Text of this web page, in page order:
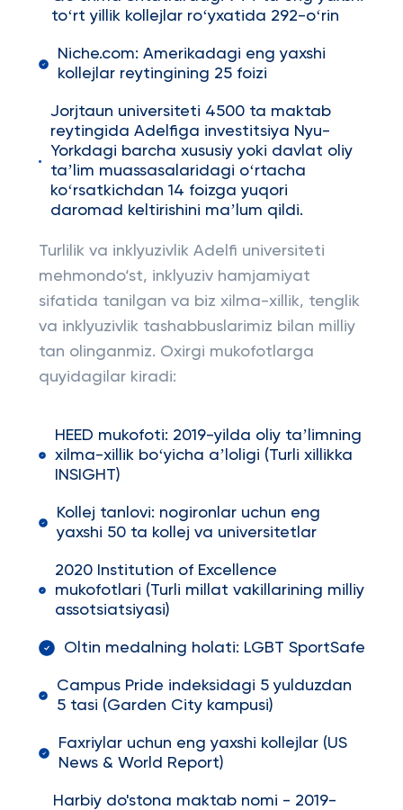
toʻrt yillik kollejlar roʻyxatida 292-oʻrin
Niche.com: Amerikadagi eng yaxshi
kollejlar reytingining 25 foizi
Jorjtaun universiteti 4500 ta maktab
reytingida Adelfiga investitsiya Nyu-
Yorkdagi barcha xususiy yoki davlat oliy
taʼlim muassasalaridagi oʻrtacha
koʻrsatkichdan 14 foizga yuqori
daromad keltirishini maʼlum qildi.
Turlilik va inklyuzivlik Adelfi universiteti
mehmondo‘st, inklyuziv hamjamiyat
sifatida tanilgan va biz xilma-xillik, tenglik
va inklyuzivlik tashabbuslarimiz bilan milliy
tan olinganmiz. Oxirgi mukofotlarga
quyidagilar kiradi:
HEED mukofoti: 2019-yilda oliy taʼlimning
xilma-xillik boʻyicha aʼloligi (Turli xillikka
INSIGHT)
Kollej tanlovi: nogironlar uchun eng
yaxshi 50 ta kollej va universitetlar
2020 Institution of Excellence
mukofotlari (Turli millat vakillarining milliy
assotsiatsiyasi)
Oltin medalning holati: LGBT SportSafe
Campus Pride indeksidagi 5 yulduzdan
5 tasi (Garden City kampusi)
Faxriylar uchun eng yaxshi kollejlar (US
News & World Report)
Harbiy do'stona maktab nomi - 2019-